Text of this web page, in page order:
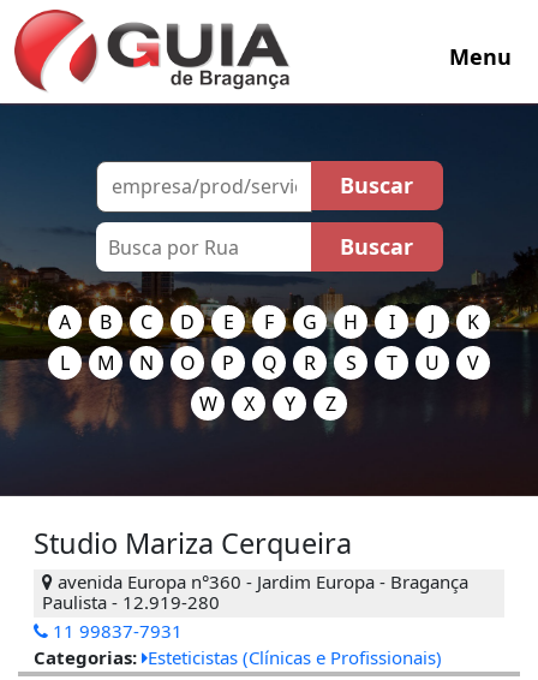
Menu
A B C D E F G H I J
K
L
M N O P Q R S T U
V
W
X Y Z
Studio Mariza Cerqueira
avenida Europa n°360 - Jardim Europa - Bragança
Paulista - 12.919-280
11 99837-7931
Categorias: Esteticistas (Clínicas e Profissionais)